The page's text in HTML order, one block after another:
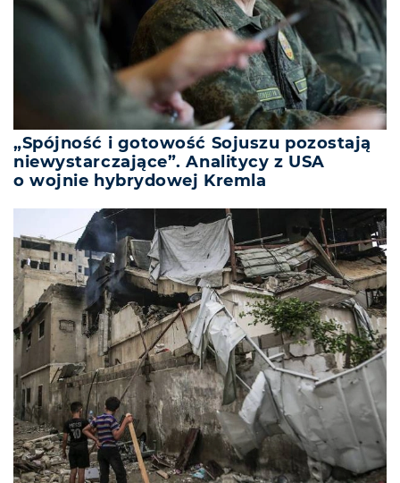
„Spójność i gotowość Sojuszu pozostają
niewystarczające”. Analitycy z USA
o wojnie hybrydowej Kremla